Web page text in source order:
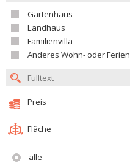
Gartenhaus
Landhaus
Familienvilla
Anderes Wohn- oder Ferienobjekt
Preis
Fläche
alle